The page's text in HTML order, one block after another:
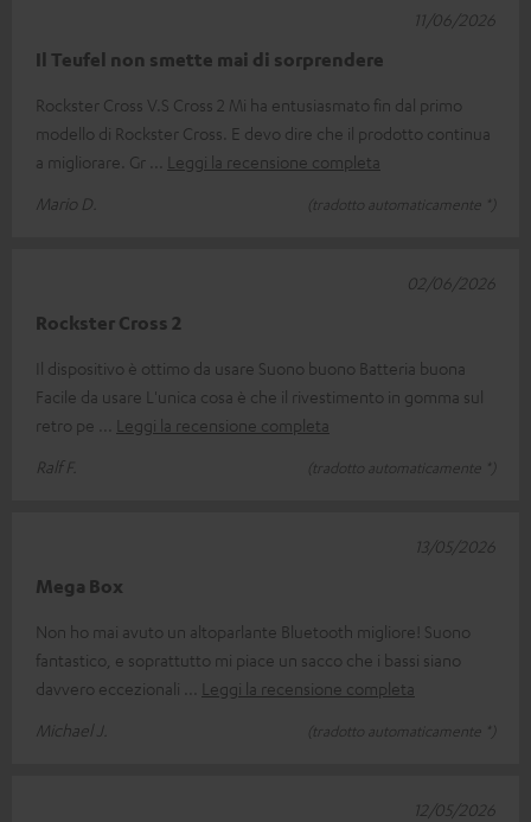
Il Teufel non smette mai di sorprendere
Rockster Cross V.S Cross 2 Mi ha entusiasmato fin dal primo
modello di Rockster Cross. E devo dire che il prodotto continua
a migliorare. Gr
Leggi la recensione completa
Mario D.
(tradotto automaticamente *)
11/06/2026
Rockster Cross 2
Il dispositivo è ottimo da usare Suono buono Batteria buona
Facile da usare L'unica cosa è che il rivestimento in gomma sul
retro pe
Leggi la recensione completa
Ralf F.
(tradotto automaticamente *)
02/06/2026
Mega Box
Non ho mai avuto un altoparlante Bluetooth migliore! Suono
fantastico, e soprattutto mi piace un sacco che i bassi siano
davvero eccezionali
Leggi la recensione completa
Michael J.
(tradotto automaticamente *)
13/05/2026
12/05/2026